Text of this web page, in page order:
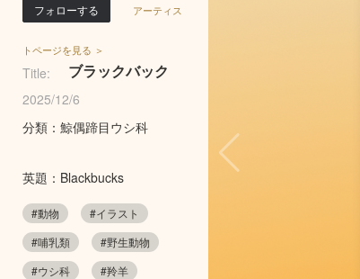
フォローする アーティス
トページを見る ＞
Title: ブラックバック
2025/12/6
分類：鯨偶蹄目ウシ科
英題：Blackbucks
#動物
#イラスト
#哺乳類
#野生動物
#ウシ科
#羚羊